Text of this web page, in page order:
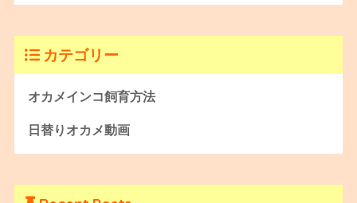
カテゴリー
オカメインコ飼育方法
日替りオカメ動画